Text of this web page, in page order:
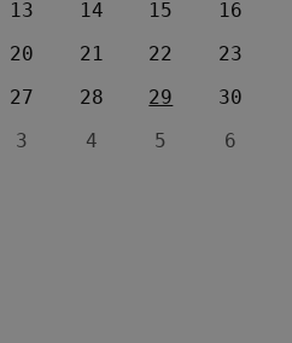
13 14 15
16
20 21 22
23
27 28 29
30
3 4 5 6